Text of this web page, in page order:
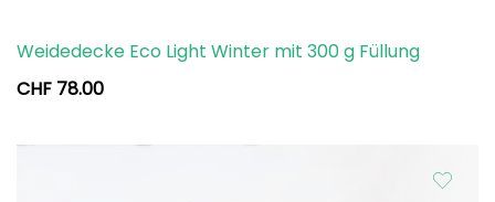
Weidedecke Eco Light Winter mit 300 g Füllung
CHF 78.00